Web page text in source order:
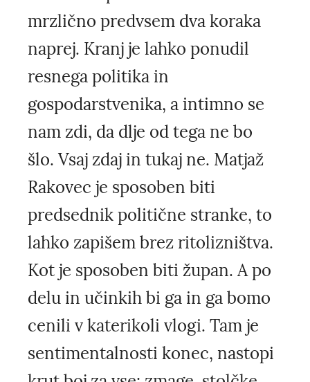
mrzlično predvsem dva koraka
naprej. Kranj je lahko ponudil
resnega politika in
gospodarstvenika, a intimno se
nam zdi, da dlje od tega ne bo
šlo. Vsaj zdaj in tukaj ne. Matjaž
Rakovec je sposoben biti
predsednik politične stranke, to
lahko zapišem brez ritolizništva.
Kot je sposoben biti župan. A po
delu in učinkih bi ga in ga bomo
cenili v katerikoli vlogi. Tam je
sentimentalnosti konec, nastopi